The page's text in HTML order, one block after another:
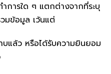
ารใด ๆ แตกต่างจากที่ระบุ
มข้อมูล เว้นแต่
บแล้ว หรือได้รับความยินยอม